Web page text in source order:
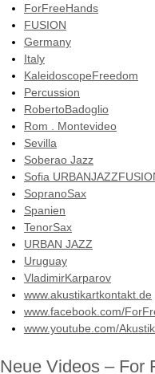
ForFreeHands
FUSION
Germany
Italy
KaleidoscopeFreedom
Percussion
RobertoBadoglio
Rom . Montevideo
Sevilla
Soberao Jazz
Sofia
SopranoSax
Spanien
TenorSax
URBAN JAZZ
Uruguay
VladimirKarparov
www.akustikartkontakt.de
www.facebook.com/
www.youtube.com/
Neue Videos – For